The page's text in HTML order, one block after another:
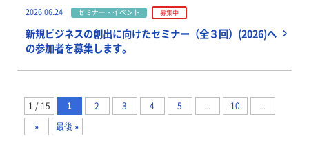
2026.06.24 セミナー・イベント 募集中
新規ビジネスの創出に向けたセミナー（全３回）(2026)へ
の参加者を募集します。
1 / 15 1 2 3 4 5 ... 10
...
»
最後 »